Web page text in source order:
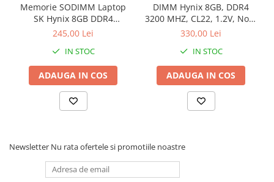
Memorie SODIMM Laptop
SK Hynix 8GB DDR4
2400MHz, bulk
245,00 Lei
IN STOC
ADAUGA IN COS
DIMM Hynix 8GB, DDR4
3200 MHZ, CL22, 1.2V, Non-
ECC, bulk
330,00 Lei
IN STOC
ADAUGA IN COS
Newsletter Nu rata ofertele si promotiile noastre